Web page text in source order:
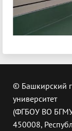
© Башкирский
университет
(ФГБОУ ВО
450008,